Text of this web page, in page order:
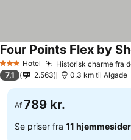
3 StjernerHotel Historisk charme fra
Four Points Flex by
7,1 2.563 0.3 km til Algade
Af 789 kr.
Se priser fra 11 hjemmesider